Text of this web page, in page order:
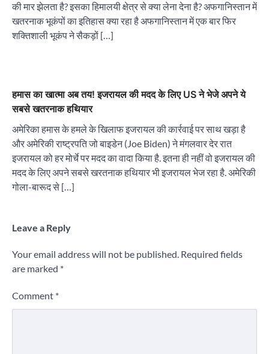
की मार झेलता है? इसका हिमालयी क्षेत्र से क्या लेना देना है? अफगानिस्तान में
खतरनाक भूकंपों का इतिहास क्या रहा है अफगानिस्तान में एक बार फिर
शक्तिशाली भूकंप ने सैकड़ों […]
हमास का खात्मा अब तय! इजरायल की मदद के लिए US ने भेजे अपने ये
सबसे खतरनाक हथियार
अमेरिका हमास के हमले के खिलाफ इजरायल की कार्रवाई पर साथ खड़ा है
और अमेरिकी राष्ट्रपति जो बाइडेन (Joe Biden) ने मंगलवार देर रात
इजरायल को हर मोर्चे पर मदद का वादा किया है. इतना ही नहीं वो इजरायल की
मदद के लिए अपने सबसे खरतनाक हथियार भी इजरायल भेज रहा है. अमेरिकी
गोला-बारूद से […]
Leave a Reply
Your email address will not be published. Required fields
are marked *
Comment *